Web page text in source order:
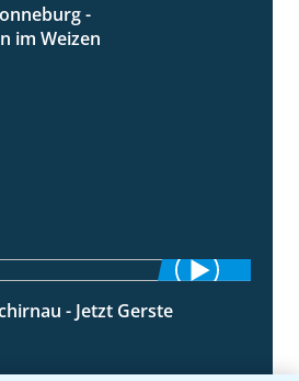
-
im Weizen
- Jetzt Gerste